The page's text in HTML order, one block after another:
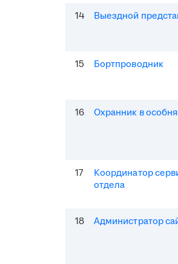
14 Выездной
15 Бортпроводник
16 Охранник в
17
Координатор
отдела
18 Администратор